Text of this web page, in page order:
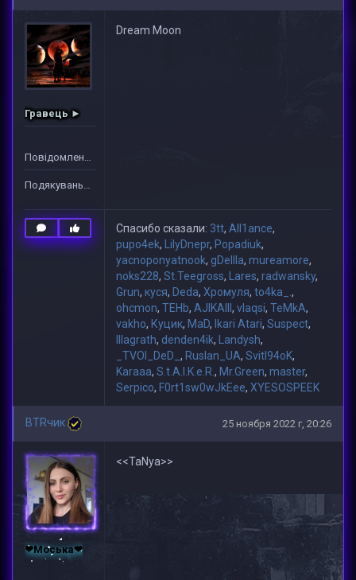
Гравець ►
Повідомлень: 2
Подякувань: 63
Dream Moon
Спасибо сказали: 3tt, All1ance,
pupo4ek, LilyDnepr, Popadiuk,
yacnoponyatnook, gDeIIIa, mureamore,
noks228, St.Teegross, Lares, radwansky,
Grun, куся, Deda, Хромуля, to4ka_.,
ohcmon, TEHb, AJIKAIII , vlaqsi, TeMkA,
vakho, Куцик, MaD, Ikari Atari, Suspect,
lllagrath, denden4ik, Landysh,
_TVOI_DeD_ , Ruslan_UA, Svitl94oK,
Karaaa, S.t.A.l.K.e.R., Mr.Green, master,
Serpico, F0rt1sw0wJkEee, XYESOSPEEK
BTRчик 25 ноября 2022 г, 20:26
❤Моська❤
<<TaNya>>